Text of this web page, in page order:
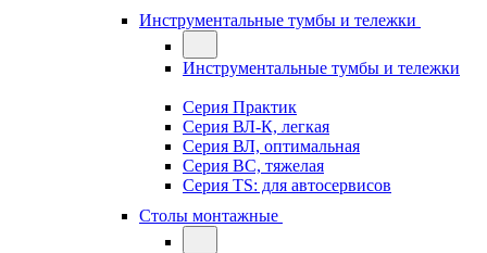
Инструментальные тумбы и тележки
Инструментальные тумбы и тележки
Серия Практик
Серия ВЛ-К, легкая
Серия ВЛ, оптимальная
Серия ВС, тяжелая
Серия TS: для автосервисов
Столы монтажные